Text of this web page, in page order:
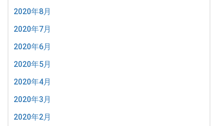
2020年8月
2020年7月
2020年6月
2020年5月
2020年4月
2020年3月
2020年2月